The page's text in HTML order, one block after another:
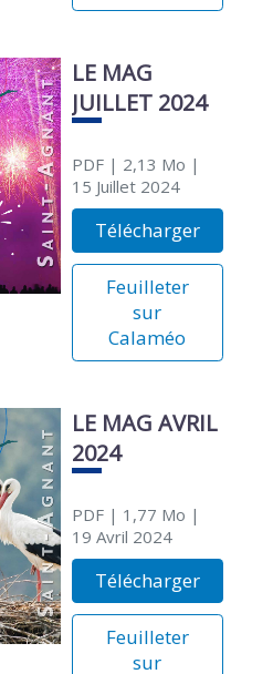
LE MAG
JUILLET 2024
PDF| 2,13 Mo |
15 Juillet 2024
Télécharger
Feuilleter
sur
Calaméo
LE MAG AVRIL
2024
PDF| 1,77 Mo |
19 Avril 2024
Télécharger
Feuilleter
sur